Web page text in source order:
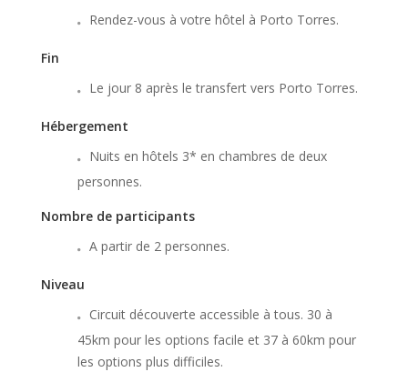
Rendez-vous à votre hôtel à Porto Torres.
Fin
Le jour 8 après le transfert vers Porto Torres.
Hébergement
Nuits en hôtels 3* en chambres de deux
personnes.
Nombre de participants
A partir de 2 personnes.
Niveau
Circuit découverte accessible à tous. 30 à
45km pour les options facile et 37 à 60km pour
les options plus difficiles.